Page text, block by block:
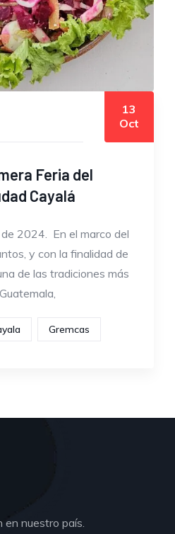
13
Oct
Feria del
Cayalá
2024. En el marco del
y con la finalidad de
de las tradiciones más
Gremcas
nuestro país.